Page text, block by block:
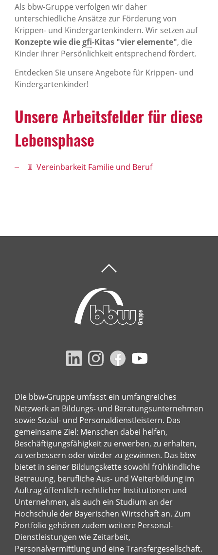
Als bbw-Gruppe verfolgen wir daher
unterschiedliche Ansätze zur Förderung von
Krippen- und Kindergartenkindern. Wir setzen auf
Konzepte wie diegfi-Kitas "vier elemente", die
Kinder ihrer Persönlichkeit entsprechend fördert.
Entdecken Sie unsere Angebote für Krippen- und
Kindergartenkinder!
Unsere Arbeits­felder für diese
Lebens­phase
Vereinbarkeit Familie und Beruf
Die bbw-Gruppe umfasst ein umfangreiches
Netzwerk an Bildungs- und Beratungsunternehmen
sowie Sozial- und Personaldienstleistern. Das
gemeinsame Ziel: Menschen dabei helfen,
Beschäftigungsfähigkeit zu erwerben, zu erhalten,
zu verbessern oder wieder zu gewinnen. Das bbw
bietet in seiner Bildungskette sowohl frühkindliche
Betreuung, berufliche Aus- und Weiterbildung im
Auftrag öffentlich-rechtlicher Institutionen und
Unternehmen, als auch ein Studium an der
Hochschule der Bayerischen Wirtschaft an. Zum
Portfolio gehören zudem weitere Personal-
Dienstleistungen wie Zeitarbeit,
Personalvermittlung und eine Transfergesellschaft.